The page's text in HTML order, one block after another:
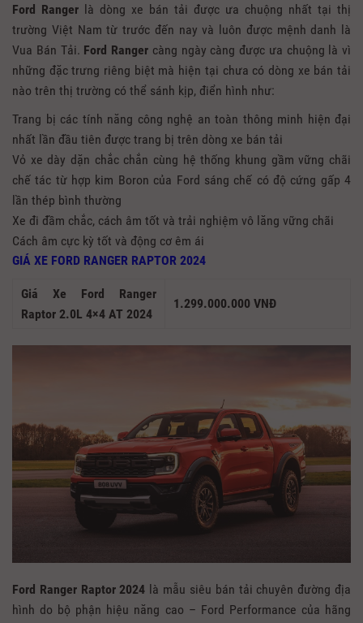
Ford Ranger là dòng xe bán tải được ưa chuộng nhất tại thị
trường Việt Nam từ trước đến nay và luôn được mệnh danh là
Vua Bán Tải. Ford Ranger càng ngày càng được ưa chuộng là vì
những đặc trưng riêng biệt mà hiện tại chưa có dòng xe bán tải
nào trên thị trường có thể sánh kịp, điển hình như:
Trang bị các tính năng công nghệ an toàn thông minh hiện đại
nhất lần đầu tiên được trang bị trên dòng xe bán tải
Vỏ xe dày dặn chắc chắn cùng hệ thống khung gầm vững chãi
chế tác từ hợp kim Boron của Ford sáng chế có độ cứng gấp 4
lần thép bình thường
Xe đi đầm chắc, cách âm tốt và trải nghiệm vô lăng vững chãi
Cách âm cực kỳ tốt và động cơ êm ái
GIÁ XE FORD RANGER RAPTOR 2024
Giá Xe Ford Ranger
Raptor 2.0L 4×4 AT 2024
1.299.000.000 VNĐ
Ford Ranger Raptor 2024 là mẫu siêu bán tải chuyên đường địa
hình do bộ phận hiệu năng cao – Ford Performance của hãng